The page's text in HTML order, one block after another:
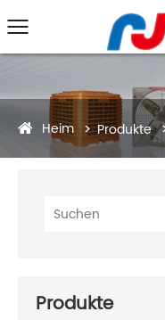
Heim Produkte
Produkte